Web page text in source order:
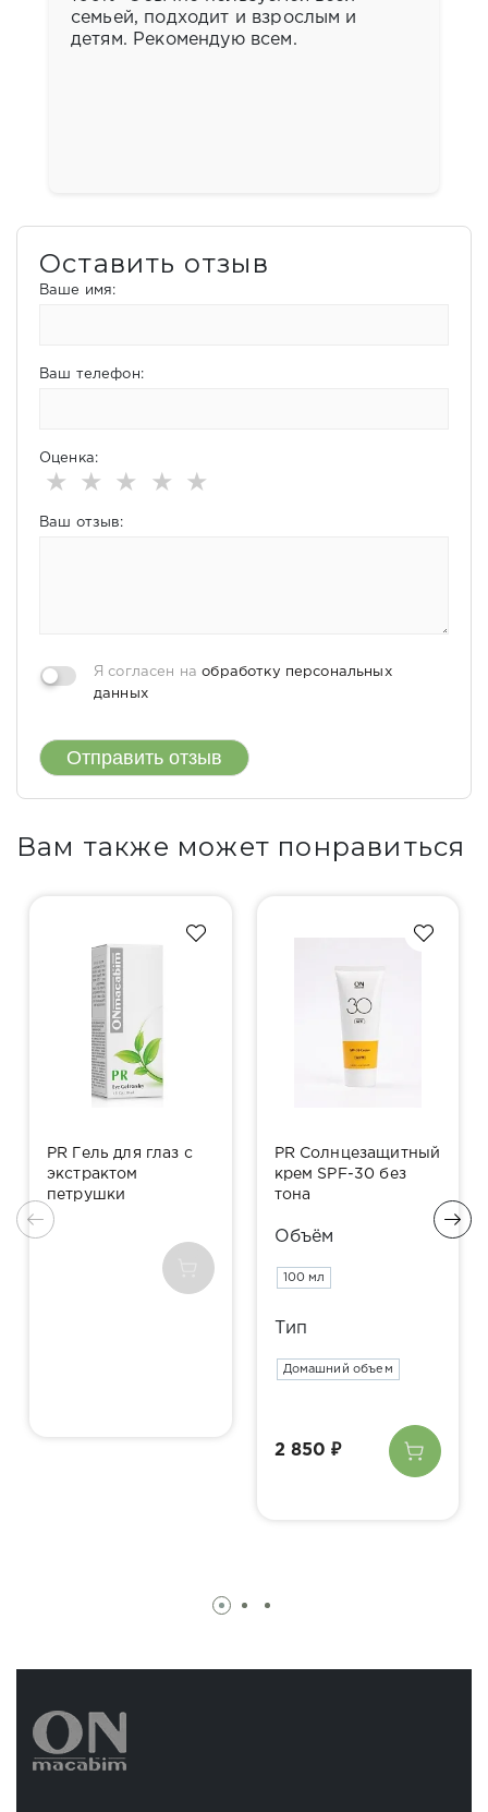
семьей, подходит и взрослым и
детям. Рекомендую всем.
Оставить отзыв
Ваше имя:
Ваш телефон:
Оценка:
★
★
★
★
★
Ваш отзыв:
Я согласен наобработку персональных
данных
Отправить отзыв
Вам также может понравиться
PR Гель для глаз с
экстрактом
петрушки
PR Солнцезащитный
крем SPF-30 без
тона
Объём
100 мл
Тип
Домашний объем
2 850 ₽